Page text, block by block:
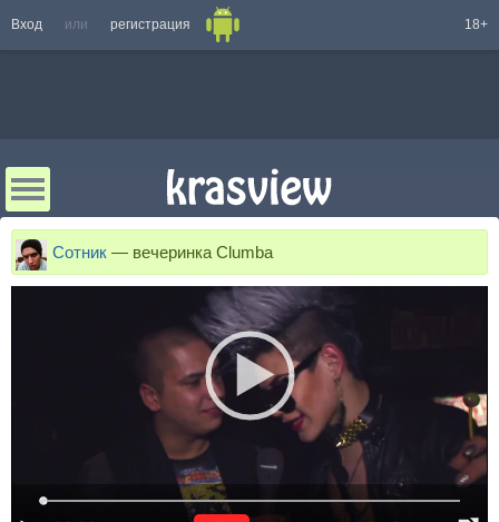
Вход или регистрация 18+
Сотник — вечеринка Clumba